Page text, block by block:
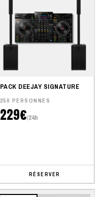
PACK DEEJAY SIGNATURE
250 PERSONNES
229€/24h
RÉSERVER